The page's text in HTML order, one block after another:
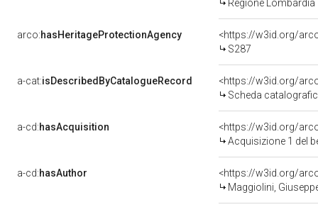
Regione Lombardia
arco:hasHeritageProtectionAgency
<https://w3id.org/
S287
a-cat:isDescribedByCatalogueRecord
<https://w3id.org/
Scheda
a-cd:hasAcquisition
<https://w3id.org/
Acquisizione 1 del
a-cd:hasAuthor
<https://w3id.org/
Maggiolini,